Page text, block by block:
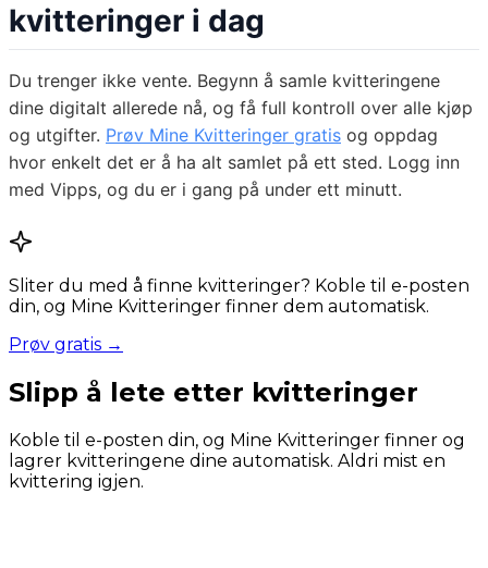
kvitteringer i dag
Du trenger ikke vente. Begynn å samle kvitteringene
dine digitalt allerede nå, og få full kontroll over alle kjøp
og utgifter. Prøv Mine Kvitteringer gratis og oppdag
hvor enkelt det er å ha alt samlet på ett sted. Logg inn
med Vipps, og du er i gang på under ett minutt.
Sliter du med å finne kvitteringer? Koble til e-posten
din, og Mine Kvitteringer finner dem automatisk.
Prøv gratis →
Slipp å lete etter kvitteringer
Koble til e-posten din, og Mine Kvitteringer finner og
lagrer kvitteringene dine automatisk. Aldri mist en
kvittering igjen.